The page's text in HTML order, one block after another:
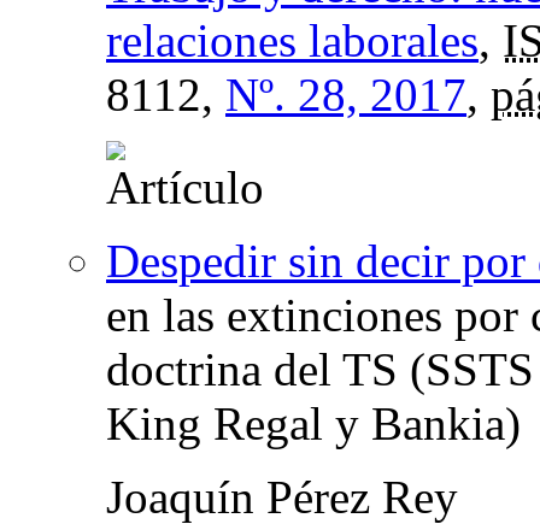
relaciones laborales,
8112, Nº. 28, 2017,
Despedir sin decir por
en las extinciones por
doctrina del TS
King Regal y Bankia)
Joaquín Pérez Rey